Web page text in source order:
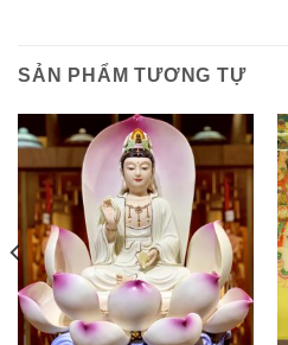
SẢN PHẨM TƯƠNG TỰ